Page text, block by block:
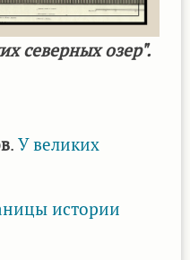
северных озер".
. У великих
истории